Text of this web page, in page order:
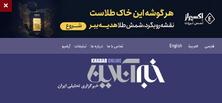
فارسی العربية English تماس با ما درباره ما تبلیغات آرشیو
شنبه ۱۷ مرداد ۱۴۰۵
×